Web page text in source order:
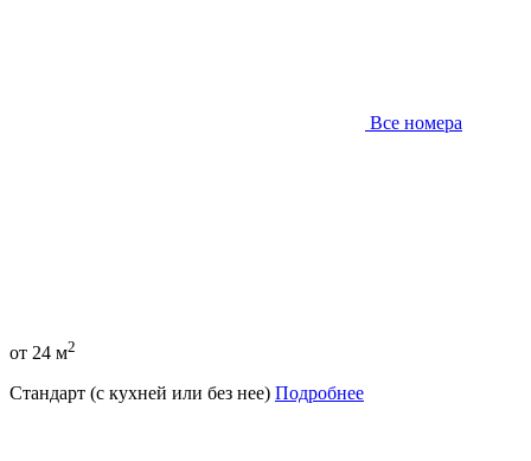
Все номера
от 24 м2
Стандарт (с кухней или без нее) Подробнее